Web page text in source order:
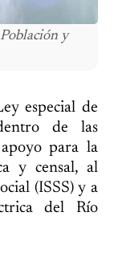
y
especial de
de las
para la
y censal, al
(ISSS) y a
del Río